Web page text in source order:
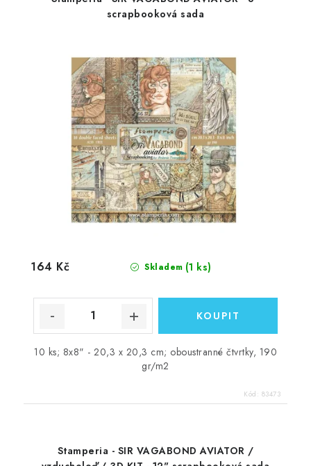
scrapbooková sada
Skladem (1 ks)
164 Kč
10 ks; 8x8" - 20,3 x 20,3 cm; oboustranné čtvrtky, 190
gr/m2
Kód: 83473
Stamperia - SIR VAGABOND AVIATOR /